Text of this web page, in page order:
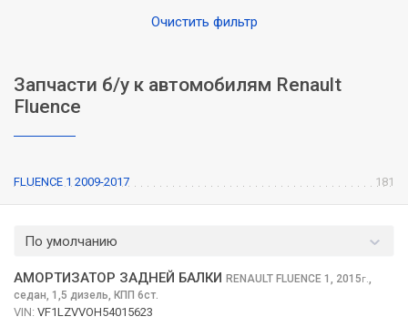
Очистить фильтр
Запчасти б/у к автомобилям Renault
Fluence
FLUENCE 1 2009-2017 181
По умолчанию
АМОРТИЗАТОР ЗАДНЕЙ БАЛКИ RENAULT FLUENCE 1, 2015г.,
седан, 1,5 дизель, КПП 6ст.
VIN: VF1LZVVOH54015623